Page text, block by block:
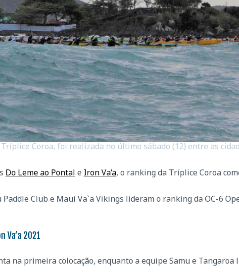
Coroa, foi realizada no último sábado (12) entre as
Do Leme ao Pontal e Iron Va’a, o ranking da Tríplice Coroa
Club e Maui Va`a Vikings lideram o ranking da OC-6
Va’a 2021
na primeira colocação, enquanto a equipe Samu e